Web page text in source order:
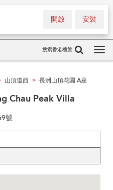
安裝
開啟
搜索香港樓盤
山頂道西 > 長洲山頂花園 A座
Chau Peak Villa
號